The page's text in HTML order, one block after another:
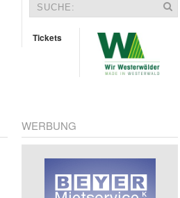
Tickets
WERBUNG